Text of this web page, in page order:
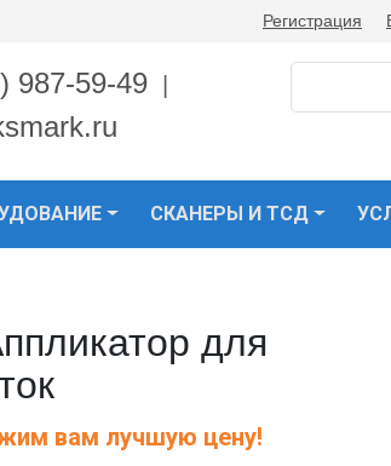
Регистрация
987-59-49
СКАНЕРЫ И ТСД
для
вам лучшую цену!